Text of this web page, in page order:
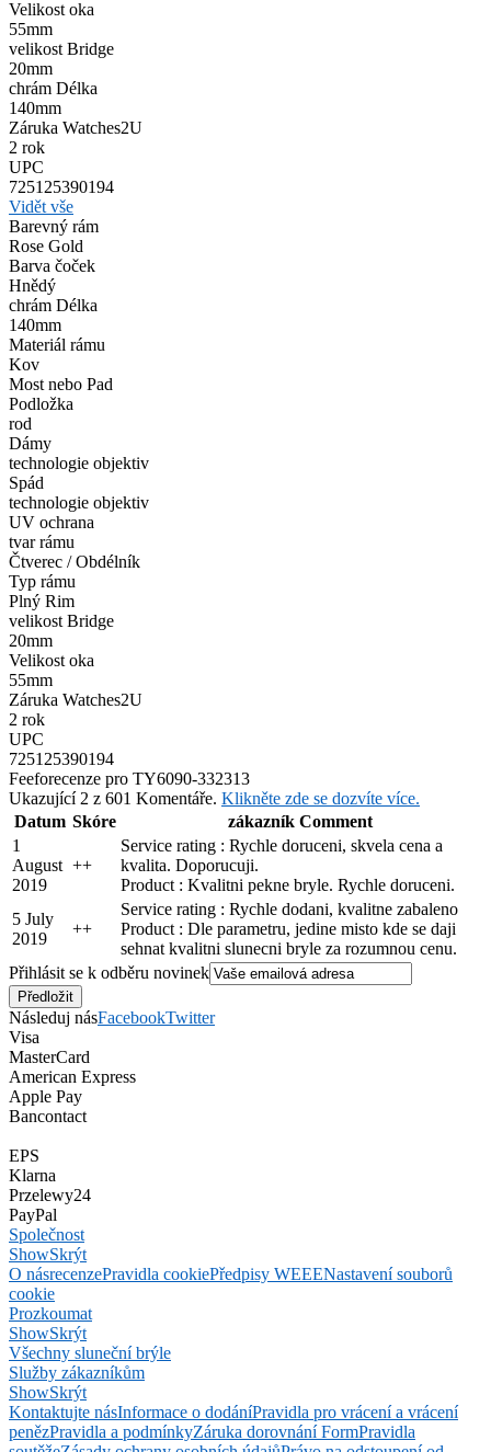
Velikost oka
55mm
velikost Bridge
20mm
chrám Délka
140mm
Záruka Watches2U
2 rok
UPC
725125390194
Vidět vše
Barevný rám
Rose Gold
Barva čoček
Hnědý
chrám Délka
140mm
Materiál rámu
Kov
Most nebo Pad
Podložka
rod
Dámy
technologie objektiv
Spád
technologie objektiv
UV ochrana
tvar rámu
Čtverec / Obdélník
Typ rámu
Plný Rim
velikost Bridge
20mm
Velikost oka
55mm
Záruka Watches2U
2 rok
UPC
725125390194
Feeforecenze pro TY6090-332313
Ukazující 2 z 601 Komentáře. Klikněte zde se dozvíte více.
Datum Skóre
zákazník Comment
1
August
2019
++
Service rating : Rychle doruceni, skvela cena a
kvalita. Doporucuji.
Product : Kvalitni pekne bryle. Rychle doruceni.
5 July
2019
++
Service rating : Rychle dodani, kvalitne zabaleno
Product : Dle parametru, jedine misto kde se daji
sehnat kvalitni slunecni bryle za rozumnou cenu.
Přihlásit se k odběru novinek
Následuj násFacebookTwitter
Visa
MasterCard
American Express
Apple Pay
Bancontact
EPS
Klarna
Przelewy24
PayPal
Společnost
ShowSkrýt
O násrecenzePravidla cookiePředpisy WEEENastavení souborů
cookie
Prozkoumat
ShowSkrýt
Všechny sluneční brýle
Služby zákazníkům
ShowSkrýt
Kontaktujte násInformace o dodáníPravidla pro vrácení a vrácení
penězPravidla a podmínkyZáruka dorovnání FormPravidla